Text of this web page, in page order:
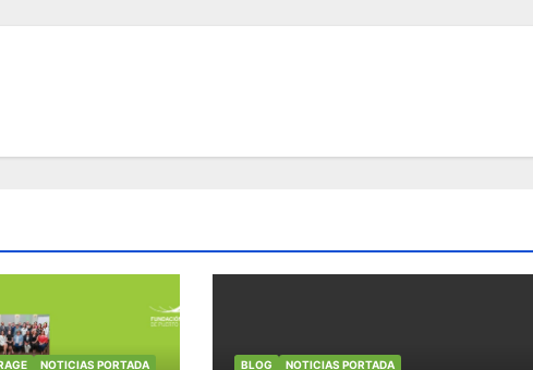
NOTICIAS PORTADA BLOG NOTICIAS PORTADA